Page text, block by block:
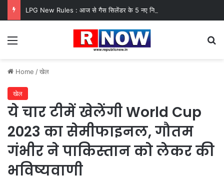
Menu
Home /खेल
खेल
ये चार टीमें खेलेंगी World Cup
2023 का सेमीफाइनल, गौतम
गंभीर ने पाकिस्तान को लेकर की
भविष्यवाणी